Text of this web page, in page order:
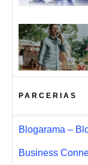
PARCERIAS
Blogarama –
Business